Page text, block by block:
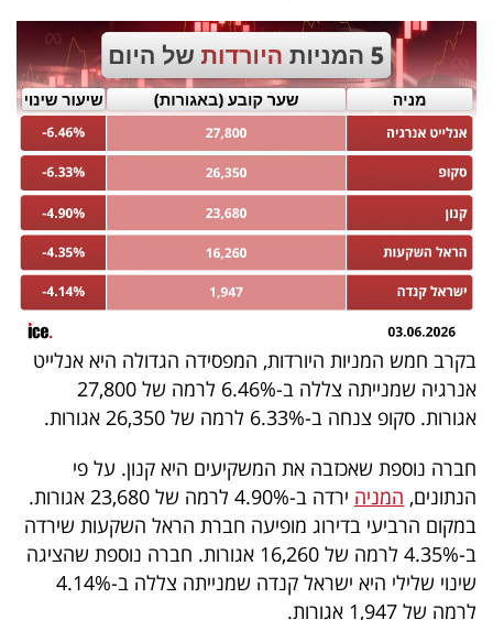
מייל
אדום
פרסמו
באייס
עקבו
אחרינו:
בקרב חמש המניות היורדות, המפסידה הגדולה היא אנלייט
אנרגיה שמנייתה צללה ב-6.46% לרמה של 27,800
אגורות. סקופ צנחה ב-6.33% לרמה של 26,350 אגורות.
חברה נוספת שאכזבה את המשקיעים היא קנון. על פי
הנתונים, המניה
ירדה ב-4.90% לרמה של 23,680 אגורות.
במקום הרביעי בדירוג מופיעה חברת הראל השקעות שירדה
ב-4.35% לרמה של 16,260 אגורות. חברה נוספת שהציגה
שינוי שלילי היא ישראל קנדה שמנייתה צללה ב-4.14%
לרמה של 1,947 אגורות.